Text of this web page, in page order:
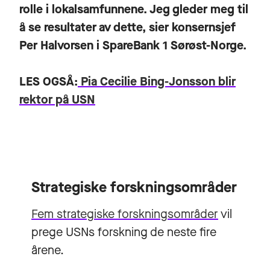
rolle i lokalsamfunnene. Jeg gleder meg til
å se resultater av dette, sier konsernsjef
Per Halvorsen i SpareBank 1 Sørøst-Norge.
LES OGSÅ: Pia Cecilie Bing-Jonsson blir
rektor på USN
Strategiske forskningsområder
Fem strategiske forskningsområdervil
prege USNs forskning de neste fire
årene.